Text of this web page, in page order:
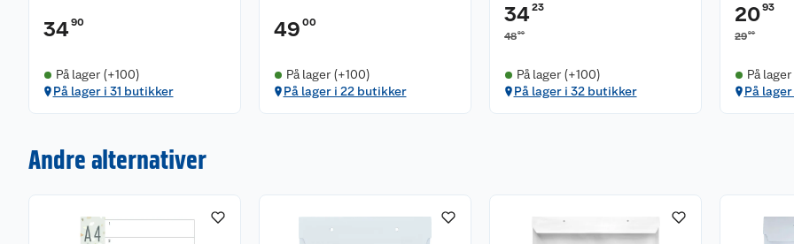
3490
På lager (+100)
På lager i 31 butikker
49 00
På lager (+100)
På lager i 22 butikker
3423
4890
På lager (+100)
På lager i 32 butikker
2093
2990
På
På
Andre alternativer